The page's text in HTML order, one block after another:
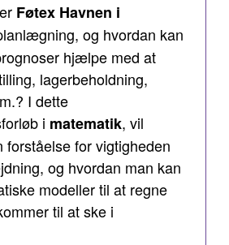
Føtex Havnen i
og hvordan kan
hjælpe med at
lagerbeholdning,
I dette
i matematik, vil
forståelse for vigtigheden
og hvordan man kan
modeller til at regne
til at ske i